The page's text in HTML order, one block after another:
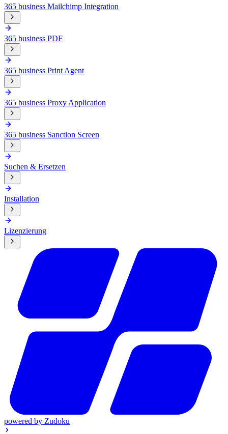
365 business Mailchimp Integration
365 business PDF
365 business Print Agent
365 business Proxy Application
365 business Sanction Screen
Suchen & Ersetzen
Installation
Lizenzierung
powered by Zudoku